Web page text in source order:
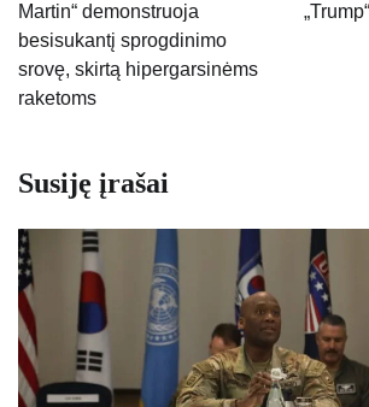
įrašų
Martin“ demonstruoja
besisukantį sprogdinimo
srovę, skirtą hipergarsinėms
raketoms
Susiję įrašai